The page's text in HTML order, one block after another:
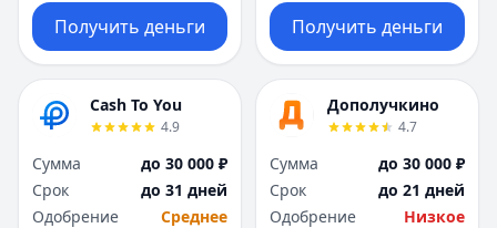
Хабаровск
Ч
Чебоксары
Челябинск
Чита
Я
Ярославль
Вся Россия
Хабаровск
Ч
Чебоксары
Челябинск
Чита
Я
Ярославль
Вся Россия
Получить деньги Получить деньги
Cash To You
4.9
Сумма
до 30 000 ₽
Срок
до 31 дней
Одобрение
Среднее
Дополучкино
4.7
Сумма
до 30 000 ₽
Срок
до 21 дней
Одобрение
Низкое